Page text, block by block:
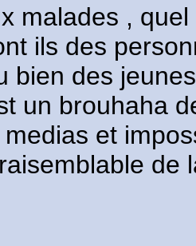
malades ,
ils des
bien des
un brouhaha
et
de